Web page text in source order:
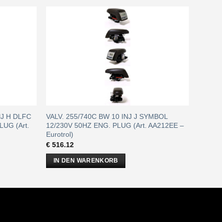
H DLFC
(Art.
VALV. 255/740C BW 10 INJ J SYMBOL
12/230V 50HZ ENG. PLUG (Art. AA212EE –
Eurotrol)
€ 516.12
IN DEN WARENKORB